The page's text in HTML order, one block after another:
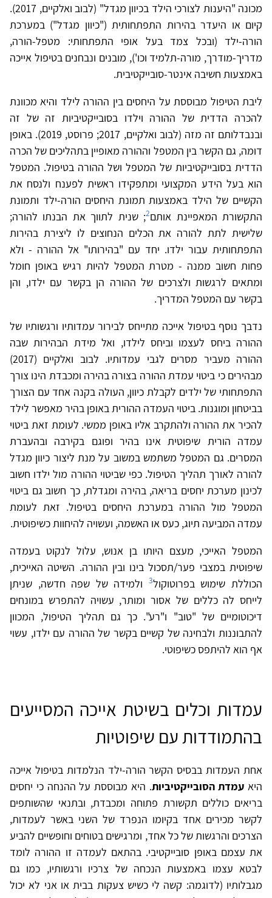
מכונה "היענות לצורכי הילד בכיוון מגדל" (לבוב ואלקיים, 2017).
קיום או היעדר בהירות התפתחותית ("כיוון מגדל") במערכת
הורה-ילד (ובכל צמד בעל אופי התפתחותי: מטפל-הורה,
מדריך-מודרך, מורה-תלמיד וכו'), מובנים ונבחנים בטיפול אייכה
באמצעות חשיבה אינטר-סובייקטיבית.
ליבת הטיפול מבוססת על היחסים בין ההורה לילד והיא מכוונת
להכרה הדדית של ההורה וילדו בסובייקטיביות זה של זה
ובנבדלותם זה מזה (לבוב ואלקיים, 2017; פרוסט, 2019). באופן
דומה, גם הקשר בין המטפל וההורה מאופיין בתהליכים של הכרה
הדדית בסובייקטיביות של המטפל ושל ההורה בטיפול. המטפל
הוא בעל הידע המקצועי ומתפקידו ראשית לפענח ולנסח את
הקשיים של הילד באמצעות תמונת היחסים הורה-ילד ותמונת
התקשורת המאפיינת אותם2; שנית לתווך את הבנתו להורה;
שלישית לתת להורה את הכלים הנחוצים לו ליצירת בהירות
התפתחותית עבור ילדו. יחד עם "בהירותו" אל ההורה - ולא
פחות חשוב ממנה - מטרת המטפל להיות רגיש באופן חומל
ומתאים לרגשות ולצרכים של ההורה הן בקשר עם ילדו, והן
בקשר עם המטפל המדריך.
נדבך נוסף בטיפול אייכה מתייחס לבירור עמדותיו ורגשותיו של
ההורה ביחס לעצמו וביחס לילדו, ואל מידת הבהירות שבה
ההורה מעביר מסרים לגבי עמדותיו. לבוב ואלקיים (2017)
מבהירים כי ביטוי עמדת ההורה בצורה בהירה ומכבדת הינו צורך
התפתחותי של ילדים לקבלת כיוון, העולה בקנה אחד עם הצורך
בביטחון ומוגנות. ביטוי העמדה ההורית באופן בהיר מאפשר לילד
להכיר את ההורה ולהתקרב אליו באופן ממשי. לעומת זאת ביטוי
עמדה הורית שיפוטית אינו בהיר ופוגם בקירבה ובהעברת
המסרים. גם המטפל משתמש במשוב על מנת ליצור כיוון מגדל
להורה לאורך תהליך הטיפול. כפי שביטוי ההורה מול ילדו חשוב
לכינון מערכת יחסים בריאה, בהירה ומגדלת, כך חשוב גם ביטוי
המטפל מול ההורה במערכת היחסים בטיפול. זאת לעומת
עמדה המביעה תיוג, כעס או האשמה, ועשויה להיחוות כשיפוטית.
המטפל האייכי, מעצם היותו בן אנוש, עלול לנקוט בעמדה
שיפוטית במצבי פער/תסכול בינו ובין ההורה. השיטה האייכית,
הכוללת שימוש בפרוטוקול3
ולמידה של שפה חדשה, שניתן
לייחס לה כללים של אסור ומותר, עשויה להתפרש במונחים
דיכוטומיים של "טוב" ו"רע". כך גם תהליך הטיפול, המכוון
להתבוננות ולבחינה של קשיים בקשר של ההורה עם ילדו, עשוי
אף הוא להיתפס כשיפוטי.
עמדות וכלים בשיטת אייכה המסייעים
בהתמודדות עם שיפוטיות
אחת העמדות בבסיס הקשר הורה-ילד הנלמדות בטיפול אייכה
היא עמדת הסובייקטיביות. היא מבוססת על ההנחה כי יחסים
בריאים כוללים תקשורת פתוחה ומכבדת, ובתנאי שהשותפים
לקשר מכירים אחד בקיומו הנפרד של השני באשר לעמדות,
הצרכים והרגשות של כל אחד, ומרגישים בטוחים וחופשיים להביע
את עצמם באופן סובייקטיבי. בהתאם לעמדה זו ההורה לומד
לבטא עצמו באמצעות הנכחה של צרכיו ורגשותיו, כמו גם
מגבלותיו (לדוגמה: קשה לי כשיש צעקות בבית או אני לא יכול